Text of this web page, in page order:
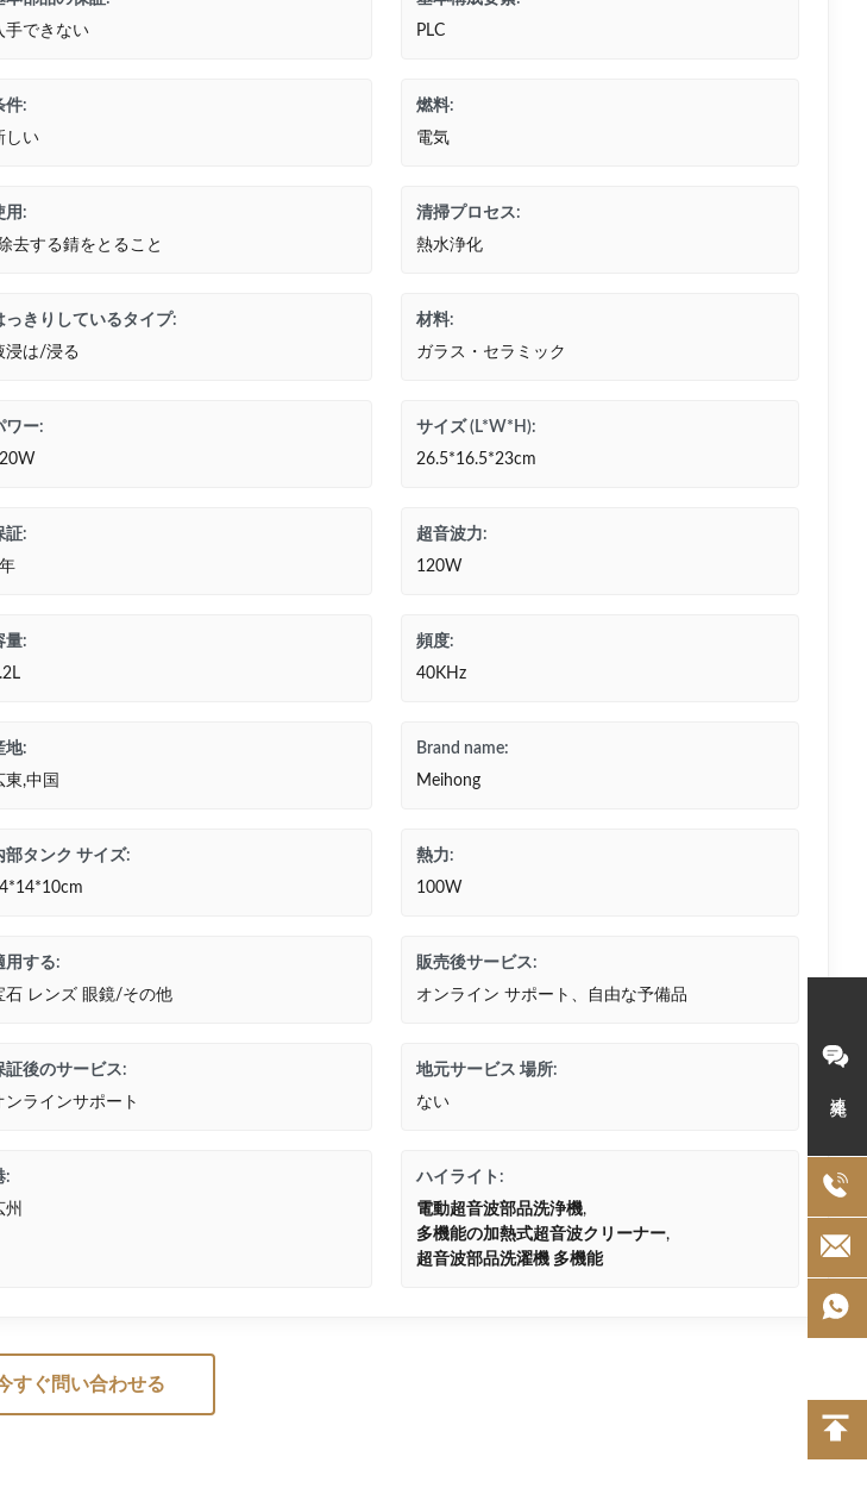
手できない
PLC
件:
しい
燃料:
電気
用:
去する錆をとること
清掃プロセス:
熱水浄化
っきりしているタイプ:
浸は/浸る
材料:
ガラス・セラミック
ワー:
サイズ (L*W*H):
26.5*16.5*23cm
証:
超音波力:
120W
量:
頻度:
40KHz
地:
東,中国
Brand name:
Meihong
部タンク サイズ:
熱力:
100W
用する:
石 レンズ 眼鏡/その他
販売後サービス:
オンライン サポート、自由な予備品
証後のサービス:
ンラインサポート
地元サービス 場所:
ない
:
州
ハイライト:
電動超音波部品洗浄機,
多機能の加熱式超音波クリーナー,
超音波部品洗濯機 多機能
すぐ問い合わせる